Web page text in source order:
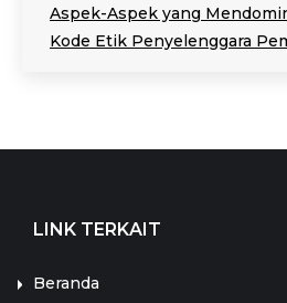
Aspek-Aspek yang
Kode Etik Penyelenggara
LINK TERKAIT
Beranda